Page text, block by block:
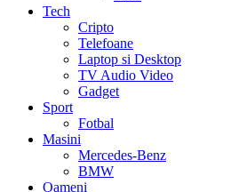
Tech
Cripto
Telefoane
Laptop si Desktop
TV Audio Video
Gadget
Sport
Fotbal
Masini
Mercedes-Benz
BMW
Oameni